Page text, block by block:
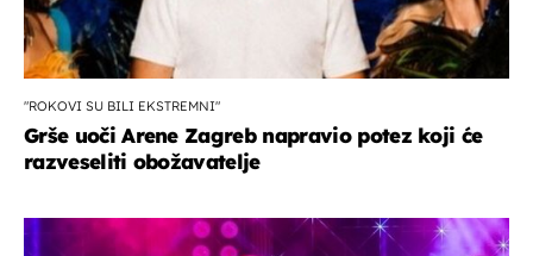
"ROKOVI SU BILI EKSTREMNI"
Grše uoči Arene Zagreb napravio potez koji će
razveseliti obožavatelje